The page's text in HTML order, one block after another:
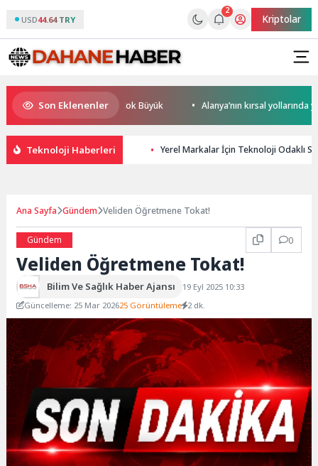
USD44.64 TRY
2
Kriptolar
Son Eklenenler
Rekabet Potansiyeli Çok Büyük Alanya’nın kırsal yollarında
Teknoloji Haberleri Yerel Markalar İçin Teknoloji Odaklı
Ana Sayfa Gündem Veliden Öğretmene Tokat!
Gündem 0
Veliden Öğretmene Tokat!
Bilim Ve Sağlık Haber Ajansı
19 Eyl 2025 10:33
Güncelleme: 25 Mar 202625 Görüntüleme 2 dk.